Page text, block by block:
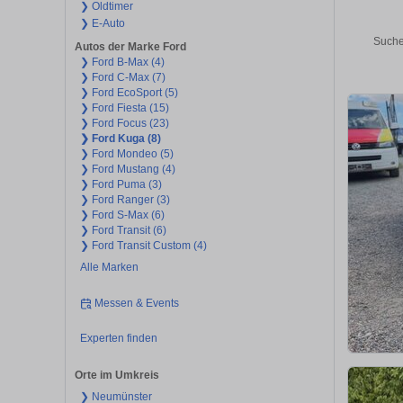
❯ Oldtimer
❯ E-Auto
Autos der Marke Ford
❯ Ford B-Max (4)
❯ Ford C-Max (7)
❯ Ford EcoSport (5)
❯ Ford Fiesta (15)
❯ Ford Focus (23)
❯ Ford Kuga (8)
❯ Ford Mondeo (5)
❯ Ford Mustang (4)
❯ Ford Puma (3)
❯ Ford Ranger (3)
❯ Ford S-Max (6)
❯ Ford Transit (6)
❯ Ford Transit Custom (4)
Alle Marken
Messen & Events
Experten finden
Orte im Umkreis
❯ Neumünster